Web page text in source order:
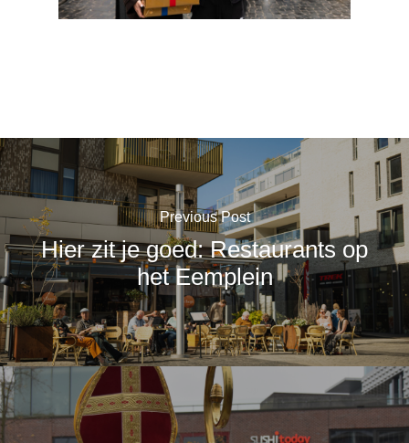
Previous Post
Hier zit je goed: Restaurants op
het Eemplein